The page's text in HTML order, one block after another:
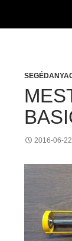
2016-06-22